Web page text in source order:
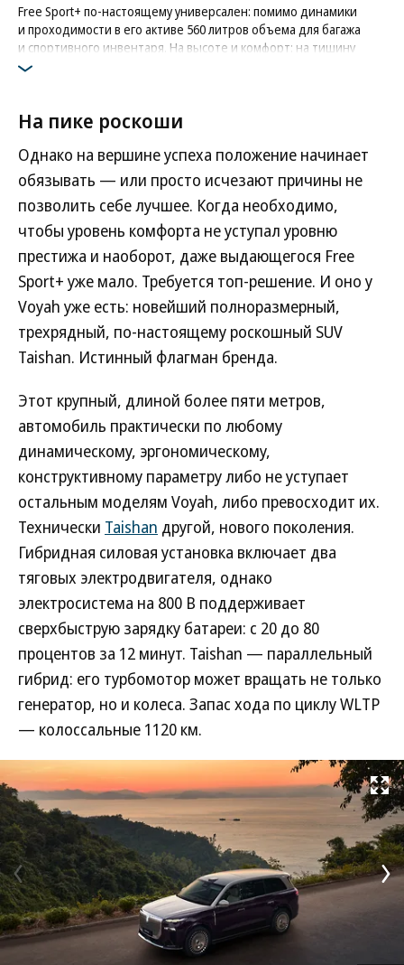
Free Sport+ по-настоящему универсален: помимо динамики
и проходимости в его активе 560 литров объема для багажа
и спортивного инвентаря. На высоте и комфорт: на тишину
в салоне работают многослойные стекла и более 80
На пике роскоши
Однако на вершине успеха положение начинает
обязывать — или просто исчезают причины не
позволить себе лучшее. Когда необходимо,
чтобы уровень комфорта не уступал уровню
престижа и наоборот, даже выдающегося Free
Sport+ уже мало. Требуется топ-решение. И оно у
Voyah уже есть: новейший полноразмерный,
трехрядный, по-настоящему роскошный SUV
Taishan. Истинный флагман бренда.
Этот крупный, длиной более пяти метров,
автомобиль практически по любому
динамическому, эргономическому,
конструктивному параметру либо не уступает
остальным моделям Voyah, либо превосходит их.
Технически Taishan другой, нового поколения.
Гибридная силовая установка включает два
тяговых электродвигателя, однако
электросистема на 800 В поддерживает
сверхбыструю зарядку батареи: с 20 до 80
процентов за 12 минут. Taishan — параллельный
гибрид: его турбомотор может вращать не только
генератор, но и колеса. Запас хода по циклу WLTP
— колоссальные 1120 км.
Развернуть